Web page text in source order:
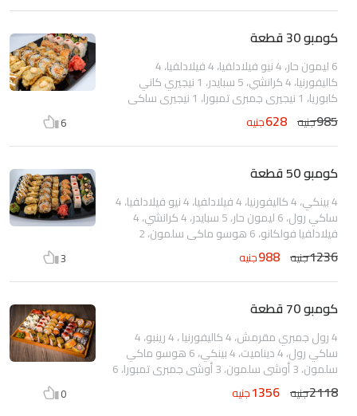
كومبو 30 قطعة
6 ليمون حار، 4 نيو فيلادلفيا، 4 فيلادلفيا، 4
كاليفورنيا، 4 كرانشي، 5 سبايدر، 1 نيجيري كاني
كابوريا، 1 نيجيري جمبري تمبورا، 1 نيجيري ساكي
سلمون
985جنيه 628جنيه 6
كومبو 50 قطعة
4 بينكي، 4 كاليفورنيا، 4 فيلادلفيا، 4 نيو فيلادلفيا، 4
ساكي رول، 6 ليمون حار، 5 سبايدر، 4 كرانشي، 4
فيلادلفيا فولكانو، 6 هوسو ماكي سلمون، 2
نيجيري جمبري تمبورا
1236جنيه 988جنيه 3
كومبو 70 قطعة
4 رول جمبري مقرمش، 4 كاليفورنيا ، 4 رينبو، 4
ساكي رول، 4 ديناميت، 4 بينكي، 6 هوسو ماكي
سلمون، 3 أوشي سلمون، 3 أوشي جمبري تمبورا، 6
2118جنيه 1356جنيه 0